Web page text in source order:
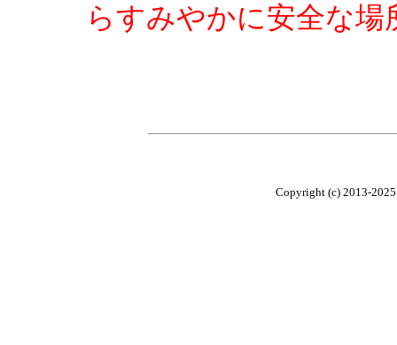
らすみやかに安全な
Copyright (c) 2013-